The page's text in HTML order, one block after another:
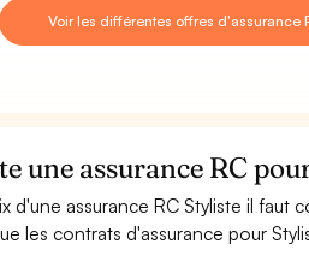
Voir les différentes offres d'assurance
une assurance RC
d'une assurance RC Styliste il
les contrats d'assurance pour